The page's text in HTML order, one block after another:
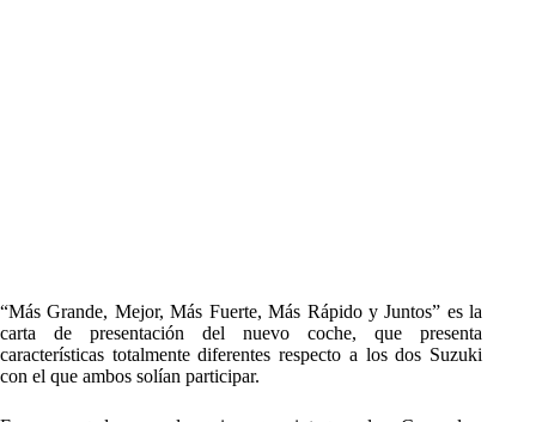
“Más Grande, Mejor, Más Fuerte, Más Rápido y Juntos” es la
carta de presentación del nuevo coche, que presenta
características totalmente diferentes respecto a los dos Suzuki
con el que ambos solían participar.